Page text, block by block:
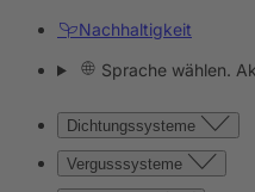
Nachhaltigkeit
Sprache wählen.
Dichtungssysteme
Vergusssysteme